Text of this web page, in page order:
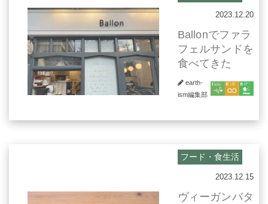
2023.12.20
Ballonでファラ
フェルサンドを
食べてきた
earth-
ism編集部
フード・食生活
2023.12.15
ヴィーガンバタ